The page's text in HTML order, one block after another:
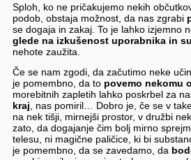
Sploh, ko ne pričakujemo nekih
podob, obstaja možnost, da nas zgrabi
se dogaja in zakaj. To je lahko izjemno
glede na izkušenost uporabnika in
nehote zaužita.
Če se nam zgodi, da začutimo neke
je pomembno, da to povemo nekomu
morebitnih zapletih lahko poskrbel za
kraj , nas pomiril… Dobro je, če se v
na nek tišji, mirnejši prostor, v družbi
zato, da dogajanje čim bolj mirno
telesu, ni magične paličice, ki bi
je pomembno, da se zavedamo, da